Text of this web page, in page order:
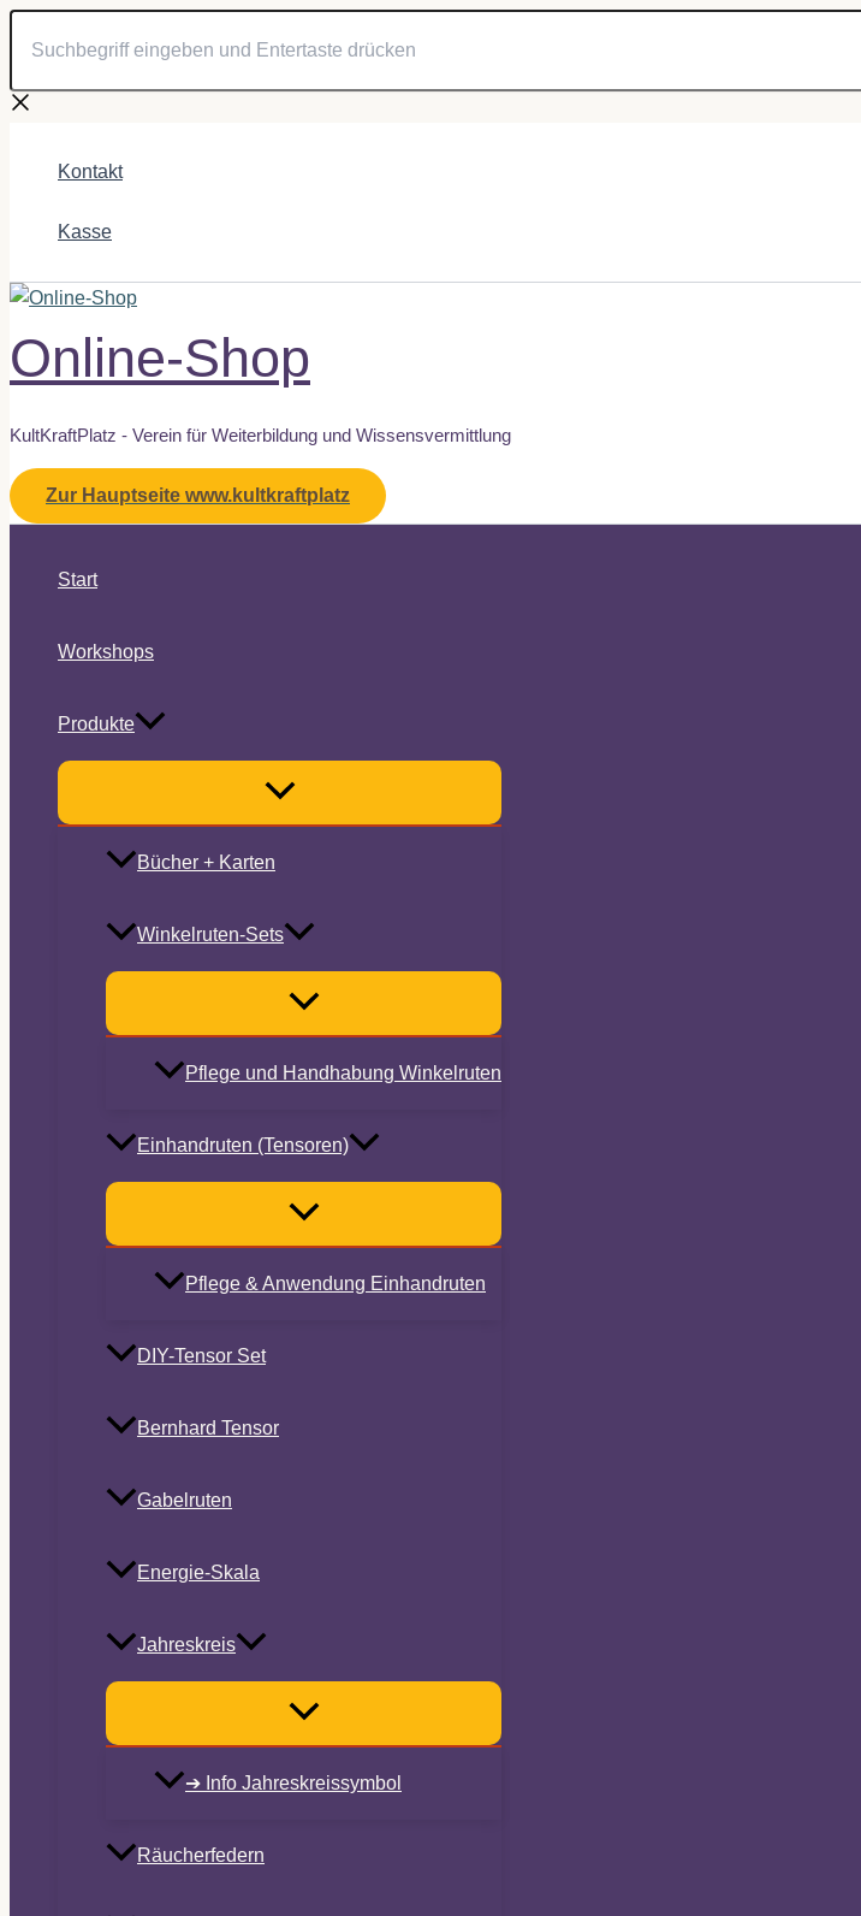
Inhalt
springen
Suchbegriff
eingeben
Entertaste
drücken
Kontakt
Kasse
Online-Shop
KultKraftPlatz - Verein für Weiterbildung und Wissensvermittlung
Zur Hauptseite www.kultkraftplatz
Start
Workshops
Produkte
Bücher + Karten
Winkelruten-Sets
Pflege und Handhabung Winkelruten
Einhandruten (Tensoren)
Pflege & Anwendung Einhandruten
DIY-Tensor Set
Bernhard Tensor
Gabelruten
Energie-Skala
Jahreskreis
➔ Info Jahreskreissymbol
Räucherfedern